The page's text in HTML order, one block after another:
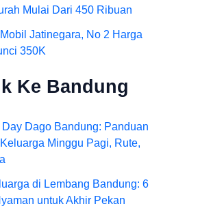
Mulai Dari 450 Ribuan
Jatinegara, No 2 Harga
350K
Ke Bandung
Dago Bandung: Panduan
Minggu Pagi, Rute,
di Lembang Bandung: 6
untuk Akhir Pekan